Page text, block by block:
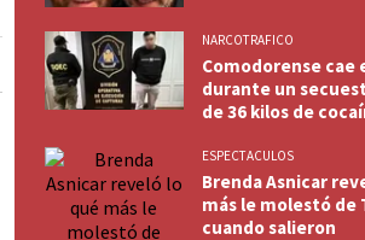
NARCOTRAFICO
Comodorense cae
durante un
de 36 kilos de
ESPECTACULOS
Brenda Asnicar
más le molestó de
cuando salieron